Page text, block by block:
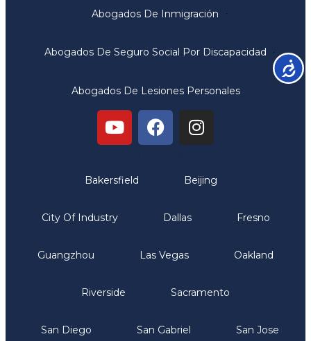
Abogados De Inmigración
Abogados De Seguro Social Por Discapacidad
Abogados De Lesiones Personales
Bakersfield Beijing
City Of Industry Dallas Fresno
Guangzhou Las Vegas Oakland
Riverside Sacramento
San Diego San Gabriel San Jose